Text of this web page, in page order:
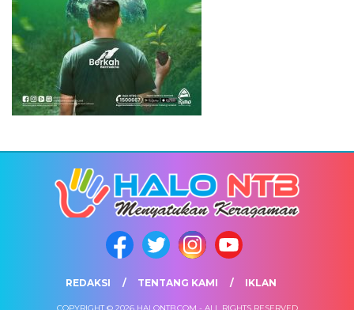
REDAKSI TENTANG KAMI IKLAN
COPYRIGHT © 2026 HALONTB.COM - ALL RIGHTS RESERVED